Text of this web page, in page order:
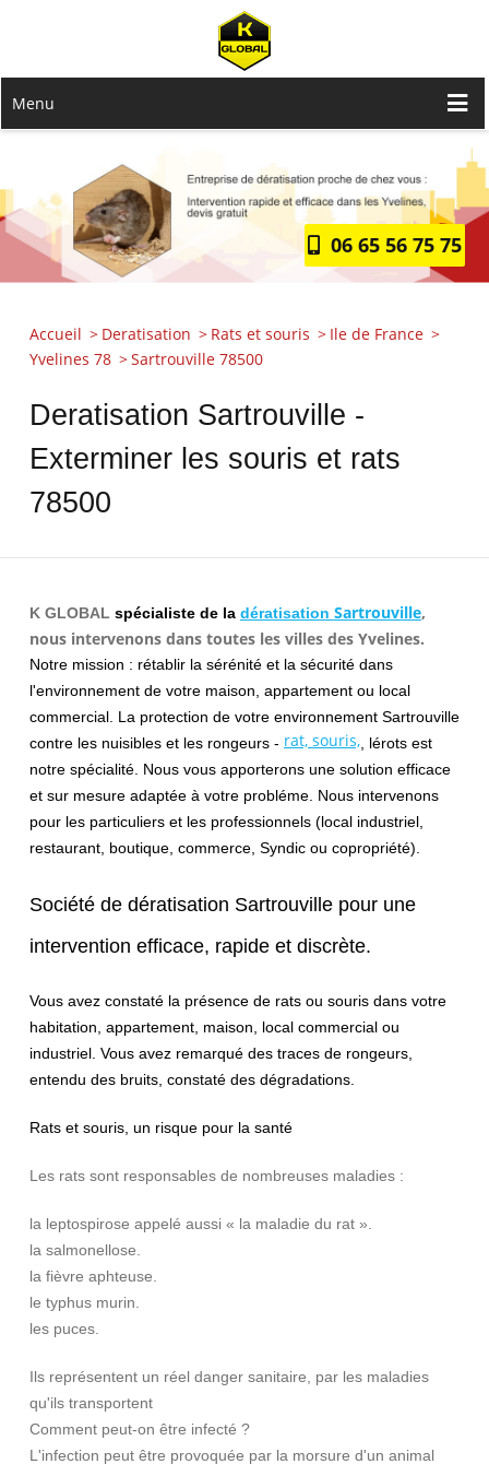
Menu
06 65 56 75 75
Accueil Deratisation Rats et souris
Ile de France
Yvelines 78
Sartrouville 78500
Deratisation Sartrouville -
Exterminer les souris et rats
78500
K GLOBAL spécialiste de la dératisation Sartrouville,
nous intervenons dans toutes les villes des Yvelines.
Notre mission : rétablir la sérénité et la sécurité dans
l'environnement de votre maison, appartement ou local
commercial. La protection de votre environnement Sartrouville
contre les nuisibles et les rongeurs - rat, souris,, lérots est
notre spécialité. Nous vous apporterons une solution efficace
et sur mesure adaptée à votre probléme. Nous intervenons
pour les particuliers et les professionnels (local industriel,
restaurant, boutique, commerce, Syndic ou copropriété).
Société de dératisation Sartrouville pour une
intervention efficace, rapide et discrète.
Vous avez constaté la présence de rats ou souris dans votre
habitation, appartement, maison, local commercial ou
industriel. Vous avez remarqué des traces de rongeurs,
entendu des bruits, constaté des dégradations.
Rats et souris, un risque pour la santé
Les rats sont responsables de nombreuses maladies :
la leptospirose appelé aussi « la maladie du rat ».
la salmonellose.
la fièvre aphteuse.
le typhus murin.
les puces.
Ils représentent un réel danger sanitaire, par les maladies
qu'ils transportent
Comment peut-on être infecté ?
L'infection peut être provoquée par la morsure d'un animal